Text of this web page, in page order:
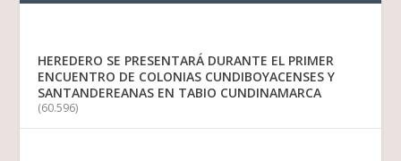
HEREDERO SE PRESENTARÁ DURANTE EL PRIMER
ENCUENTRO DE COLONIAS CUNDIBOYACENSES Y
SANTANDEREANAS EN TABIO CUNDINAMARCA
(60.596)